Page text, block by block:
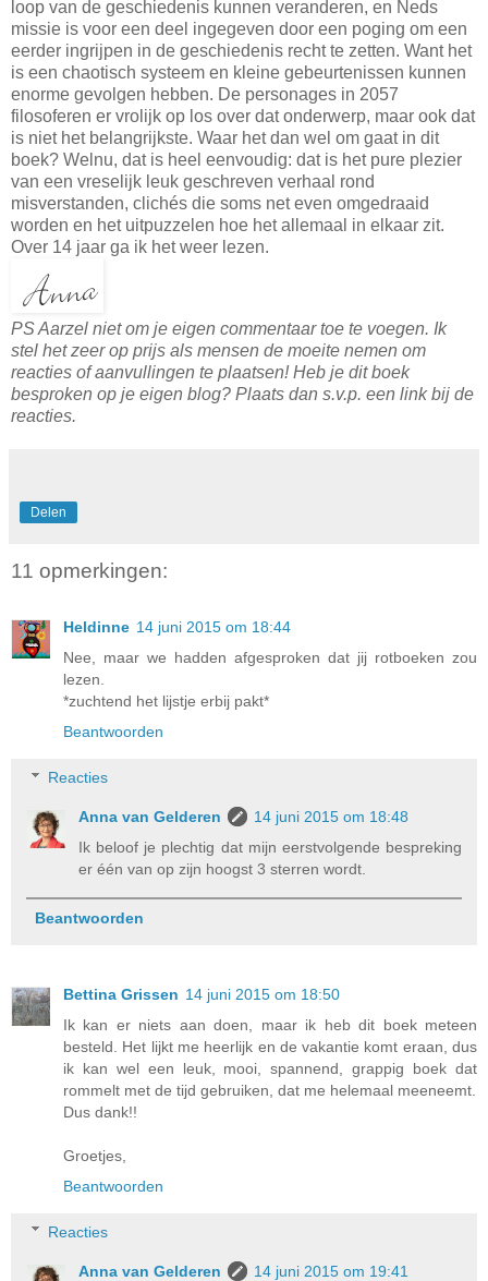
loop van de geschiedenis kunnen veranderen, en Neds
missie is voor een deel ingegeven door een poging om een
eerder ingrijpen in de geschiedenis recht te zetten. Want het
is een chaotisch systeem en kleine gebeurtenissen kunnen
enorme gevolgen hebben. De personages in 2057
filosoferen er vrolijk op los over dat onderwerp, maar ook dat
is niet het belangrijkste. Waar het dan wel om gaat in dit
boek? Welnu, dat is heel eenvoudig: dat is het pure plezier
van een vreselijk leuk geschreven verhaal rond
misverstanden, clichés die soms net even omgedraaid
worden en het uitpuzzelen hoe het allemaal in elkaar zit.
Over 14 jaar ga ik het weer lezen.
PS Aarzel niet om je eigen commentaar toe te voegen. Ik
stel het zeer op prijs als mensen de moeite nemen om
reacties of aanvullingen te plaatsen! Heb je dit boek
besproken op je eigen blog? Plaats dan s.v.p. een link bij de
reacties.
Delen
11 opmerkingen:
Heldinne 14 juni 2015 om 18:44
Nee, maar we hadden afgesproken dat jij rotboeken zou
lezen.
*zuchtend het lijstje erbij pakt*
Beantwoorden
Reacties
Anna van Gelderen
14 juni 2015 om 18:48
Ik beloof je plechtig dat mijn eerstvolgende bespreking
er één van op zijn hoogst 3 sterren wordt.
Beantwoorden
Bettina Grissen 14 juni 2015 om 18:50
Ik kan er niets aan doen, maar ik heb dit boek meteen
besteld. Het lijkt me heerlijk en de vakantie komt eraan, dus
ik kan wel een leuk, mooi, spannend, grappig boek dat
rommelt met de tijd gebruiken, dat me helemaal meeneemt.
Dus dank!!
Groetjes,
Beantwoorden
Reacties
Anna van Gelderen
14 juni 2015 om 19:41